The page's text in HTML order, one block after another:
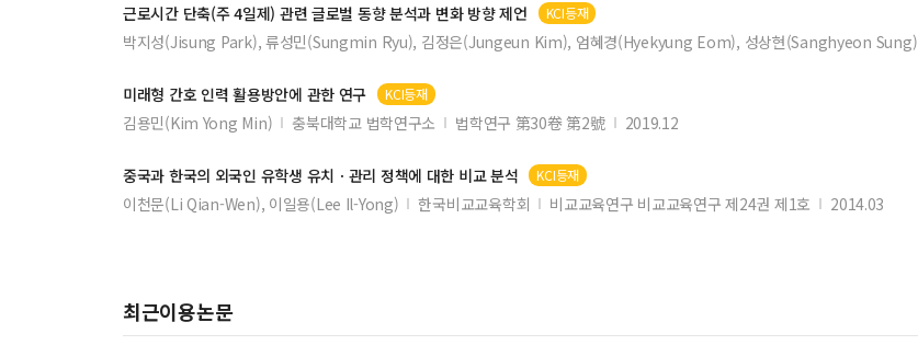
근로시간 단축(주4일제) 관련 글로벌 동향 분석과 변화 방향 제언 KCI등재
박지성(Jisung Park), 류성민(Sungmin Ryu), 김정은(Jungeun Kim), 엄혜경(Hyekyung Eom), 성상현(Sanghyeon Sung)
미래형 간호 인력 활용방안에 관한 연구 KCI등재
김용민(Kim Yong Min) 충북대학교 법학연구소 법학연구 第30卷 第2號 2019.12
중국과 한국의 외국인 유학생 유치ㆍ관리 정책에 대한 비교 분석 KCI등재
이천문(Li Qian-Wen), 이일용(Lee Il-Yong) 한국비교교육학회 비교교육연구 비교교육연구 제24권 제1호 2014.03
최근이용논문